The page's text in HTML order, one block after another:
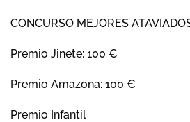
CONCURSO MEJORES
Premio Jinete: 100 €
Premio Amazona: 100 €
Premio Infantil